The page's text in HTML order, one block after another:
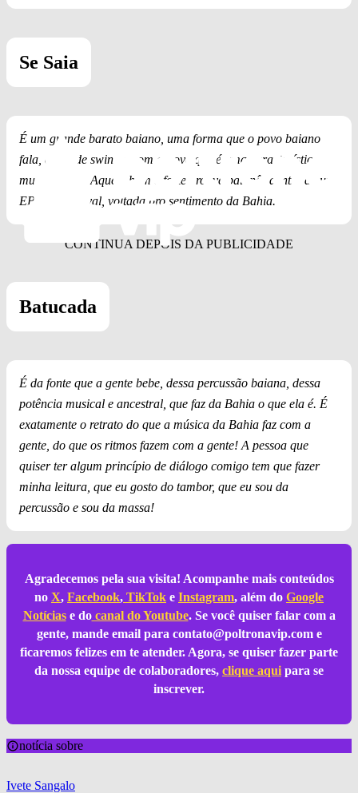
Se Saia
É um grande barato baiano, uma forma que o povo baiano
fala, cheio de swing e com groove que é uma característica
muito minha! Aquele bom e forte groove baianês dentro de um
EP de Carnaval, voltada pro sentimento da Bahia.
Batucada
É da fonte que a gente bebe, dessa percussão baiana, dessa
potência musical e ancestral, que faz da Bahia o que ela é. É
exatamente o retrato do que a música da Bahia faz com a
gente, do que os ritmos fazem com a gente! A pessoa que
quiser ter algum princípio de diálogo comigo tem que fazer
minha leitura, que eu gosto do tambor, que eu sou da
percussão e sou da massa!
Agradecemos pela sua visita! Acompanhe mais conteúdos
no X, Facebook, TikTok e Instagram, além do Google
Notíciase docanal do Youtube. Se você quiser falar com a
gente, mande email para contato@poltronavip.come
ficaremos felizes em te atender. Agora, se quiser fazer parte
da nossa equipe de colaboradores, clique aqui para se
inscrever.
notícia sobre
Ivete Sangalo